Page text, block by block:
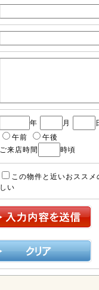
年 月
午前
午後
ご来店時間
時頃
この物件と近いおススメ
しい